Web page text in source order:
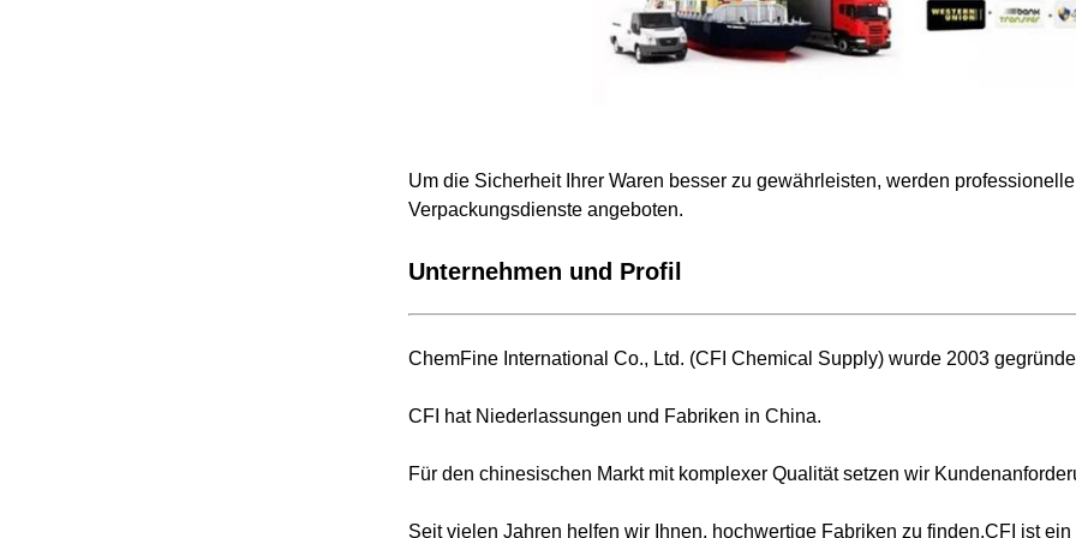
Um die Sicherheit Ihrer Waren besser zu gewährleisten, werden
Verpackungsdienste angeboten.
Unternehmen und Profil
ChemFine International Co., Ltd. (CFI Chemical Supply) wurde 2003
CFI hat Niederlassungen und Fabriken in China.
Für den chinesischen Markt mit komplexer Qualität setzen wir
Seit vielen Jahren helfen wir Ihnen, hochwertige Fabriken zu finden.CFI ist